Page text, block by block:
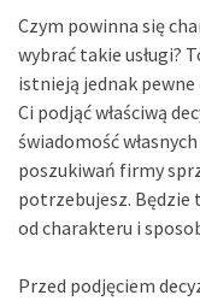
Czym powinna się
wybrać takie usługi?
istnieją jednak
Ci podjąć właściwą
świadomość
poszukiwań firmy
potrzebujesz. Będzie
od charakteru i
Przed podjęciem